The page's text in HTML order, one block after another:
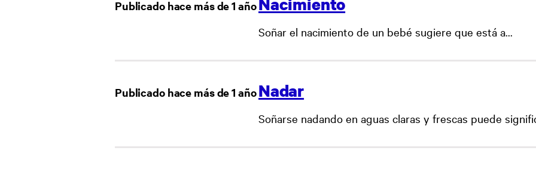
Publicado hace más de 1 año
Soñar el nacimiento de un bebé sugiere que está a...
Publicado hace más de 1 añoNadar
Soñarse nadando en aguas claras y frescas puede